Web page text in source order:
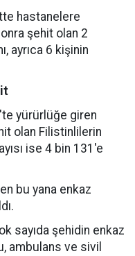
hastanelere
şehit olan 2
ayrıca 6 kişinin
yürürlüğe giren
olan Filistinlilerin
ise 4 bin 131'e
bu yana enkaz
sayıda şehidin enkaz
ambulans ve sivil